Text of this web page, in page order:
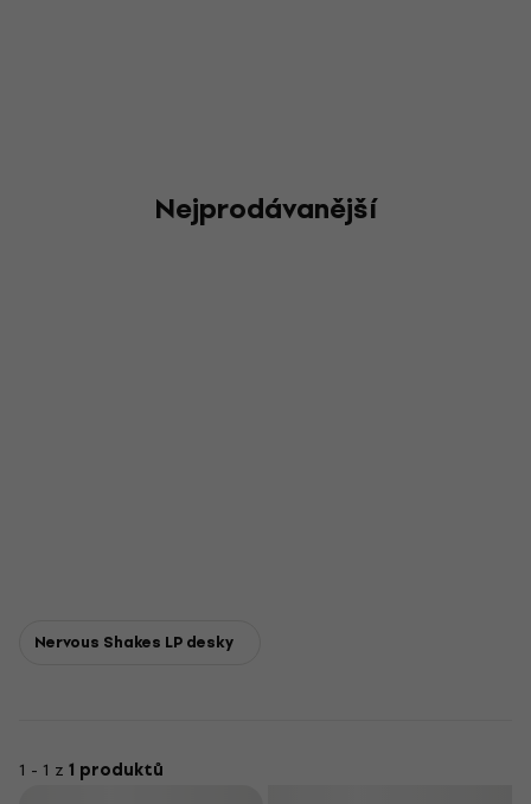
Nejprodávanější
Nervous Shakes LP desky
1 - 1 z 1 produktů